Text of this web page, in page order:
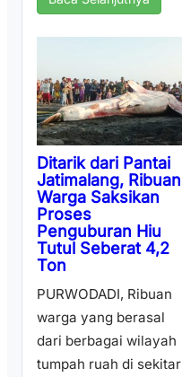
Ditarik dari Pantai
Jatimalang, Ribuan
Warga Saksikan
Proses
Penguburan Hiu
Tutul Seberat 4,2
Ton
PURWODADI, Ribuan
warga yang berasal
dari berbagai wilayah
tumpah ruah di sekitar